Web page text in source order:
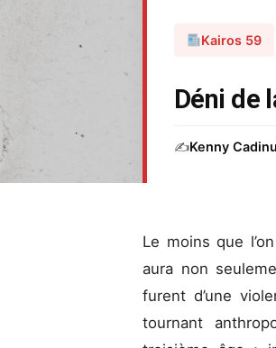
Kairos 59
Déni de
✍️Kenny Cadinu
Le moins que
aura non
furent d’une
tournant